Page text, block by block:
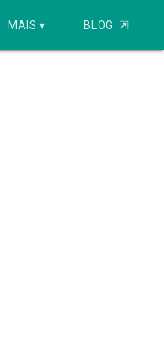
MAIS ▾ BLOG ⇱